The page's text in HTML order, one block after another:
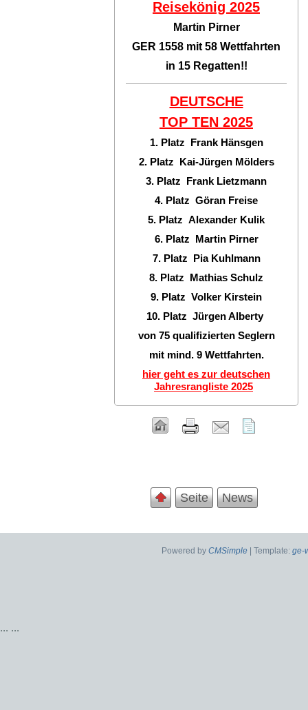
Reisekönig 2025
Martin Pirner
GER 1558 mit 58 Wettfahrten
in 15 Regatten!!
DEUTSCHE
TOP TEN 2025
1. Platz Frank Hänsgen
2. Platz Kai-Jürgen Mölders
3. Platz Frank Lietzmann
4. Platz Göran Freise
5. Platz Alexander Kulik
6. Platz Martin Pirner
7. Platz Pia Kuhlmann
8. Platz Mathias Schulz
9. Platz Volker Kirstein
10. Platz Jürgen Alberty
von 75 qualifizierten Seglern
mit mind. 9 Wettfahrten.
hier geht es zur deutschen
Jahresrangliste 2025
Seite News
Powered by CMSimple | Template: ge-
... ...